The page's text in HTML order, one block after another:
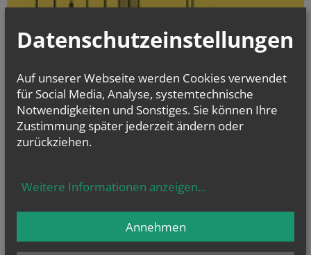
> Zur Pfarr-Website
NAMENSTAGE
Hl. Teresia Benedicta vom Kreuz (Edith Stein), Hl. Hathumar,
Datenschutzeinstellungen
Auf unserer Webseite werden Cookies verwendet
für Social Media, Analyse, systemtechnische
Notwendigkeiten und Sonstiges. Sie können Ihre
Zustimmung später jederzeit ändern oder
zurückziehen.
Weitere Informationen anzeigen...
Annehmen